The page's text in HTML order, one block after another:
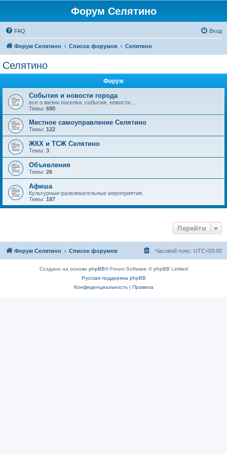
Форум Селятино
FAQ Вход
Форум Селятино Список форумов Селятино
Селятино
Форум
События и новости города
все о жизни поселка: события, новости...
Темы: 690
Местное самоуправление Селятино
Темы: 122
ЖКХ и ТСЖ Селятино
Темы: 3
Объявления
Темы: 26
Афиша
Культурные-развлекательные мероприятия.
Темы: 187
Перейти
Форум Селятино Список форумов Часовой пояс: UTC+03:00
Создано на основе phpBB® Forum Software © phpBB Limited
Русская поддержка phpBB
Конфиденциальность| Правила